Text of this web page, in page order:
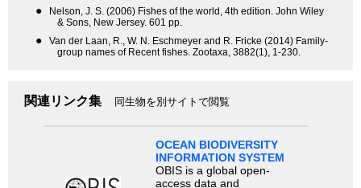
●
Nelson, J. S. (2006) Fishes of the world, 4th edition. John Wiley
& Sons, New Jersey. 601 pp.
●
Van der Laan, R., W. N. Eschmeyer and R. Fricke (2014) Family-
group names of Recent fishes. Zootaxa, 3882(1), 1-230.
関連リンク集 同生物を別サイトで閲覧
OCEAN BIODIVERSITY
INFORMATION SYSTEM
OBIS is a global open-
access data and